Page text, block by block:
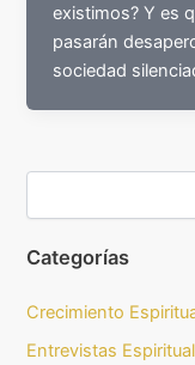
existimos? Y es
pasarán
sociedad
Categorías
Crecimiento
Entrevistas